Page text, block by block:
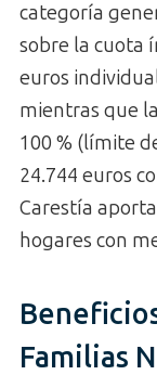
categoría
sobre la cuota
euros
mientras que
100 % (límite
24.744 euros
Carestía
hogares con
Familias